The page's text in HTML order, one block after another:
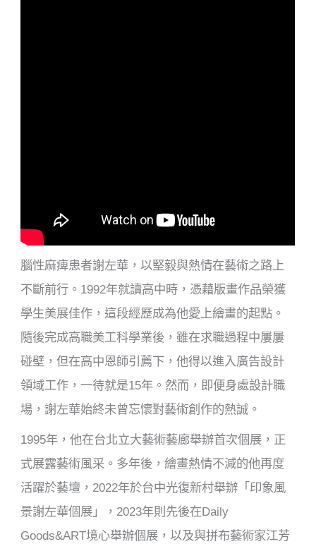
腦性麻痺患者謝左華，以堅毅與熱情在藝術之路上
不斷前行。1992年就讀高中時，憑藉版畫作品榮獲
學生美展佳作，這段經歷成為他愛上繪畫的起點。
隨後完成高職美工科學業後，雖在求職過程中屢屢
碰壁，但在高中恩師引薦下，他得以進入廣告設計
領域工作，一待就是15年。然而，即便身處設計職
場，謝左華始終未曾忘懷對藝術創作的熱誠。
1995年，他在台北立大藝術藝廊舉辦首次個展，正
式展露藝術風采。多年後，繪畫熱情不減的他再度
活躍於藝壇，2022年於台中光復新村舉辦「印象風
景謝左華個展」，2023年則先後在Daily
Goods&ART境心舉辦個展，以及與拼布藝術家江芳